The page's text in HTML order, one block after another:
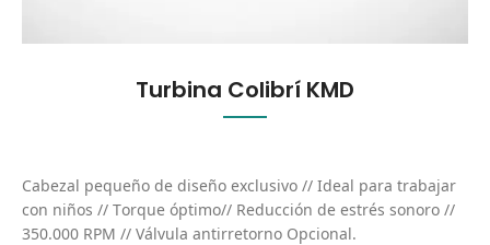
Turbina Colibrí KMD
Cabezal pequeño de diseño exclusivo // Ideal para trabajar
con niños // Torque óptimo// Reducción de estrés sonoro //
350.000 RPM // Válvula antirretorno Opcional.